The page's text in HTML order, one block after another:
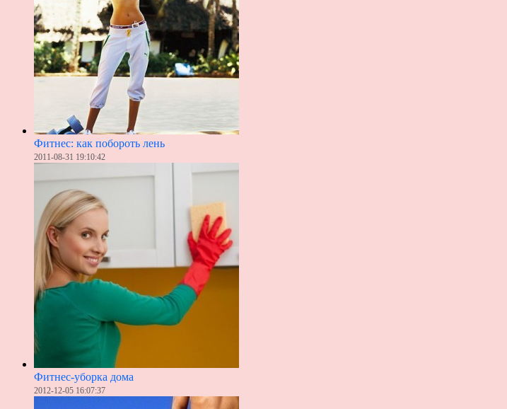
Фитнес: как побороть лень
2011-08-31 19:10:42
Фитнес-уборка дома
2012-12-05 16:07:37